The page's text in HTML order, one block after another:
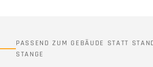
PASSEND ZUM GEBÄUDE STATT
STANGE